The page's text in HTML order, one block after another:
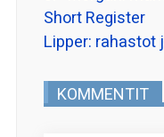
Short Register
Lipper: rahastot
KOMMENTIT